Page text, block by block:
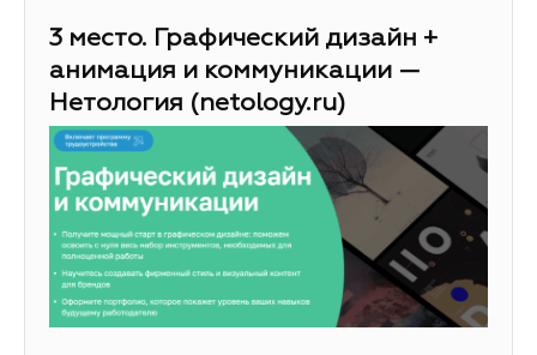
3 место. Графический дизайн +
анимация и коммуникации —
Нетология (netology.ru)